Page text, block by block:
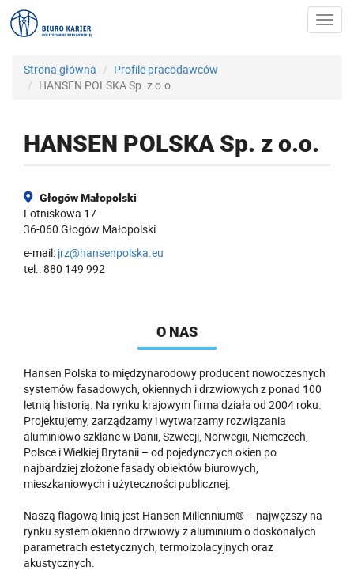
Strona główna
Profile pracodawców
HANSEN POLSKA Sp. z o.o.
HANSEN POLSKA Sp. z o.o.
Głogów Małopolski
Lotniskowa 17
36-060 Głogów Małopolski
e-mail: jrz@hansenpolska.eu
tel.: 880 149 992
O NAS
Hansen Polska to międzynarodowy producent nowoczesnych
systemów fasadowych, okiennych i drzwiowych z ponad 100
letnią historią. Na rynku krajowym firma działa od 2004 roku.
Projektujemy, zarządzamy i wytwarzamy rozwiązania
aluminiowo szklane w Danii, Szwecji, Norwegii, Niemczech,
Polsce i Wielkiej Brytanii – od pojedynczych okien po
najbardziej złożone fasady obiektów biurowych,
mieszkaniowych i użyteczności publicznej.
Naszą flagową linią jest Hansen Millennium® – najwęższy na
rynku system okienno drzwiowy z aluminium o doskonałych
parametrach estetycznych, termoizolacyjnych oraz
akustycznych.